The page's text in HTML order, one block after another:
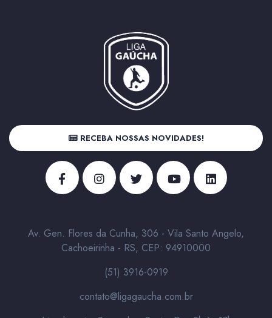
RECEBA NOSSAS NOVIDADES!
Av. Gen. Flores da Cunha, 306 - Vila Santo Angelo,
Cachoeirinha - RS, CEP: 94910000
(51) 3916-0919
contato@ligagaucha.com.br